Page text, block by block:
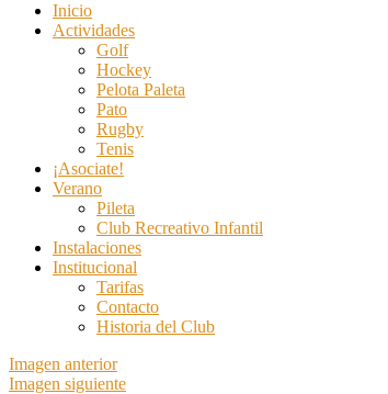
Inicio
Actividades
Golf
Hockey
Pelota Paleta
Pato
Rugby
Tenis
¡Asociate!
Verano
Pileta
Club Recreativo Infantil
Instalaciones
Institucional
Tarifas
Contacto
Historia del Club
Imagen anterior
Imagen siguiente